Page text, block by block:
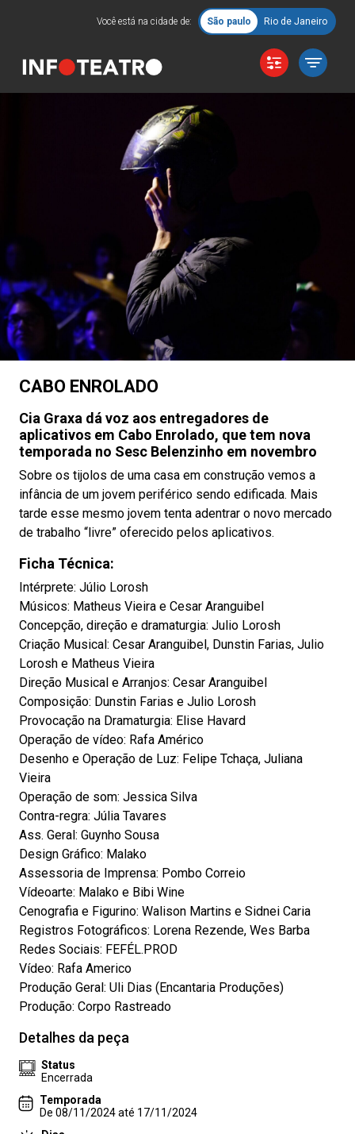
Você está na cidade de: São paulo Rio de Janeiro
CABO ENROLADO
Cia Graxa dá voz aos entregadores de
aplicativos em Cabo Enrolado, que tem nova
temporada no Sesc Belenzinho em novembro
Sobre os tijolos de uma casa em construção vemos a
infância de um jovem periférico sendo edificada. Mais
tarde esse mesmo jovem tenta adentrar o novo mercado
de trabalho “livre” oferecido pelos aplicativos.
Ficha Técnica:
Intérprete: Júlio Lorosh
Músicos: Matheus Vieira e Cesar Aranguibel
Concepção, direção e dramaturgia: Julio Lorosh
Criação Musical: Cesar Aranguibel, Dunstin Farias, Julio
Lorosh e Matheus Vieira
Direção Musical e Arranjos: Cesar Aranguibel
Composição: Dunstin Farias e Julio Lorosh
Provocação na Dramaturgia: Elise Havard
Operação de vídeo: Rafa Américo
Desenho e Operação de Luz: Felipe Tchaça, Juliana
Vieira
Operação de som: Jessica Silva
Contra-regra: Júlia Tavares
Ass. Geral: Guynho Sousa
Design Gráfico: Malako
Assessoria de Imprensa: Pombo Correio
Vídeoarte: Malako e Bibi Wine
Cenografia e Figurino: Walison Martins e Sidnei Caria
Registros Fotográficos: Lorena Rezende, Wes Barba
Redes Sociais: FEFÉL.PROD
Vídeo: Rafa Americo
Produção Geral: Uli Dias (Encantaria Produções)
Produção: Corpo Rastreado
Detalhes da peça
Status
Encerrada
Temporada
De 08/11/2024 até 17/11/2024